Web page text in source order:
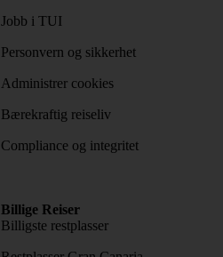
Jobb i TUI
Personvern og sikkerhet
Administrer cookies
Bærekraftig reiseliv
Compliance og integritet
Billige Reiser
Billigste restplasser